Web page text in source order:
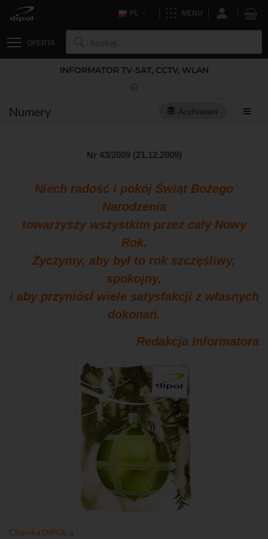
PL MENU
OFERTA
INFORMATOR TV-SAT, CCTV, WLAN
Numery Archiwum
Nr 43/2009 (21.12.2009)
Niech radość i pokój Świąt Bożego
Narodzenia
towarzyszy wszystkim przez cały Nowy
Rok.
Życzymy, aby był to rok szczęśliwy,
spokojny,
i aby przyniósł wiele satysfakcji z własnych
dokonań.
Redakcja Informatora
Choinka DIPOL-a